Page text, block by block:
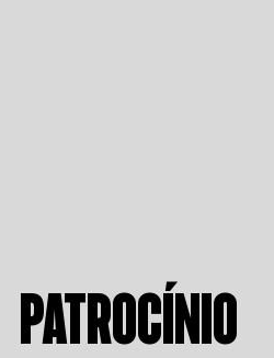
PATROCÍNIO